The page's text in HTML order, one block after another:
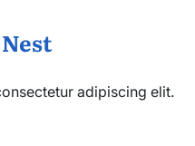
adipiscing elit.